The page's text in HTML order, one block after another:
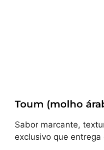
Toum (molho
Sabor marcante,
exclusivo que entrega